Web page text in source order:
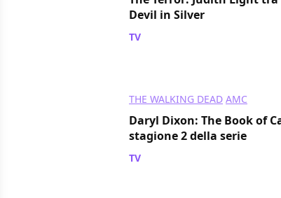
Devil in Silver
TV
THE WALKING DEAD AMC
Daryl Dixon: The Book of
stagione 2 della serie
TV